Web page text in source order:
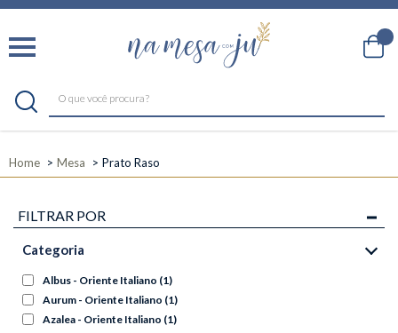
Home Mesa Prato Raso
FILTRAR POR
Categoria
Albus - Oriente Italiano (1)
Aurum - Oriente Italiano (1)
Azalea - Oriente Italiano (1)